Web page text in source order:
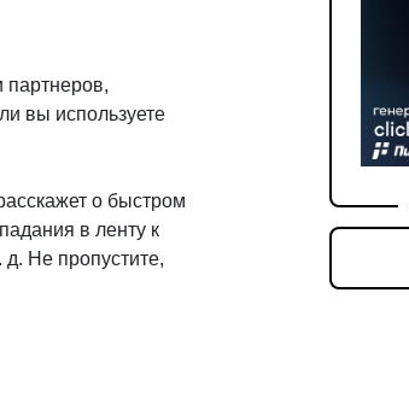
партнеров,
вы используете
о быстром
в ленту к
Не пропустите,